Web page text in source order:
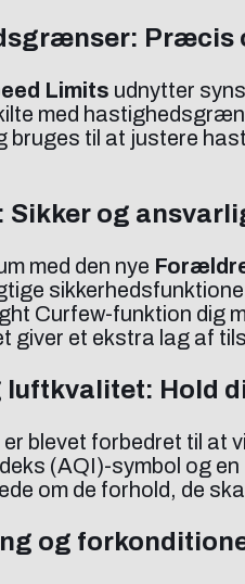
Præcis
Limits udnytter
med
bruges til at justere
og
med den nye
Curfew-funktion dig
giver et ekstra lag af
luftkvalitet: Hold
blevet forbedret til at
(AQI)-symbol og
om de forhold, de
og